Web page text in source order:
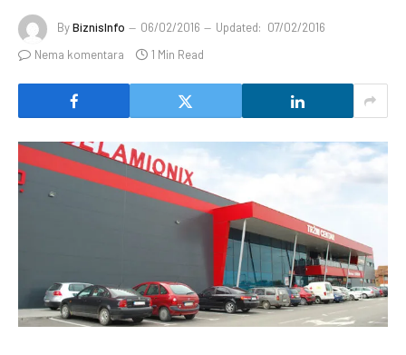
ByBiznisInfo 06/02/2016 Updated: 07/02/2016
Nema komentara
1 Min Read